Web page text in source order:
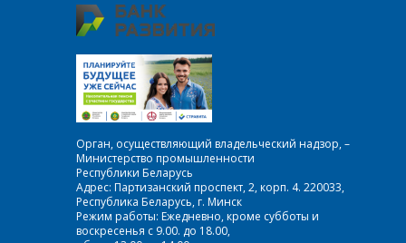
Орган, осуществляющий владельческий надзор, –
Министерство промышленности
Республики Беларусь
Адрес: Партизанский проспект, 2, корп. 4. 220033,
Республика Беларусь, г. Минск
Режим работы: Ежедневно, кроме субботы и
воскресенья с 9.00. до 18.00,